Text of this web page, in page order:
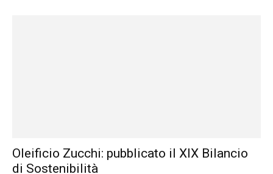
Oleificio Zucchi: pubblicato il XIX Bilancio
di Sostenibilità